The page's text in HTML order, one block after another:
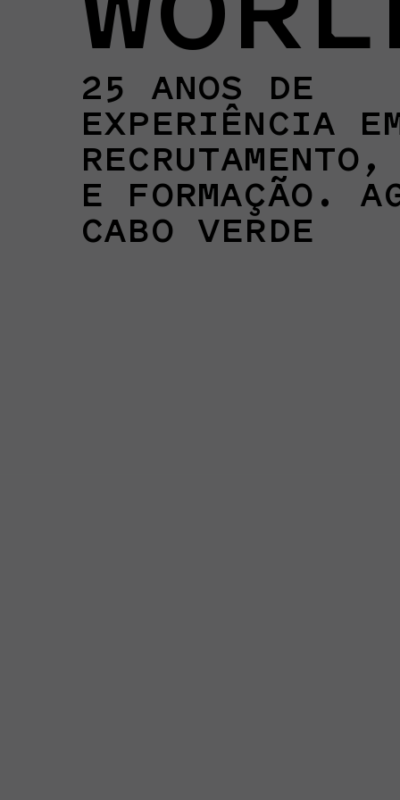
25 ANOS DE
EXPERIÊNCIA
RECRUTAMENTO,
E FORMAÇÃO.
CABO VERDE